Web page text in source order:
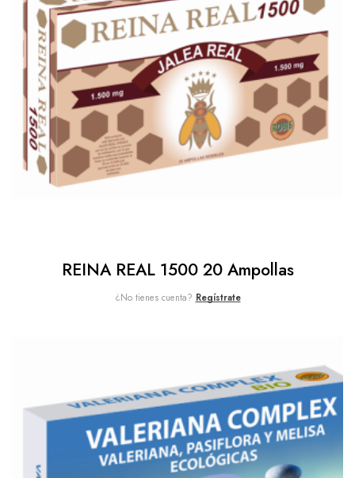
REINA REAL 1500 20 Ampollas
¿No tienes cuenta? Regístrate